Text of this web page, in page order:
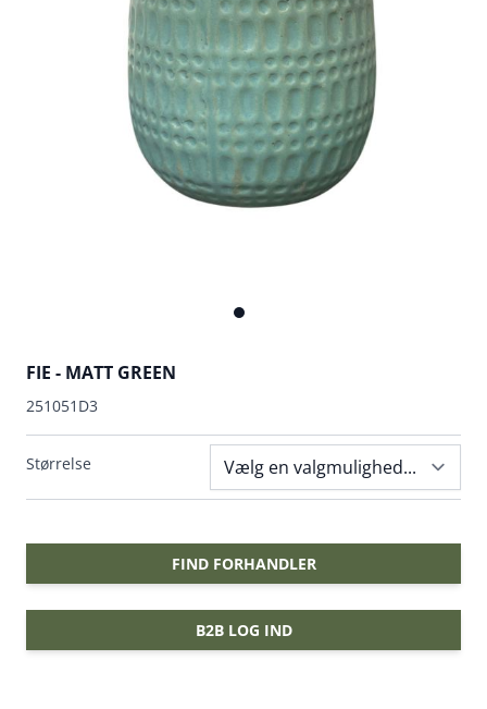
FIE - MATT GREEN
251051D3
Størrelse
FIND FORHANDLER
B2B LOG IND